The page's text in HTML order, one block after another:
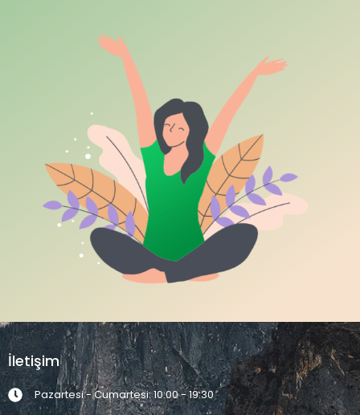
İletişim
Pazartesi - Cumartesi: 10:00 - 19:30